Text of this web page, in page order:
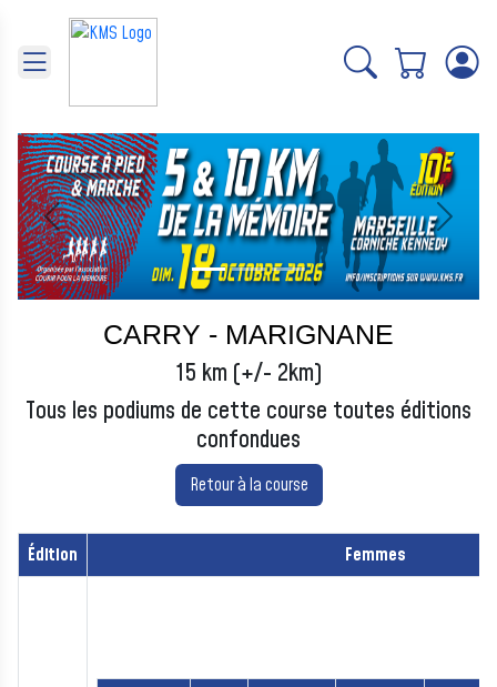
Précédent Suivant
CARRY - MARIGNANE
15 km (+/- 2km)
Tous les podiums de cette course toutes éditions
confondues
Retour à la course
Édition Femmes
Panneau de gestion des cookies